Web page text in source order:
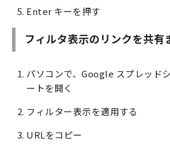
Enter キーを押す
フィルタ表示のリンクを共有
パソコンで、Google スプレッド
ートを開く
フィルター表示を適用する
URLをコピー